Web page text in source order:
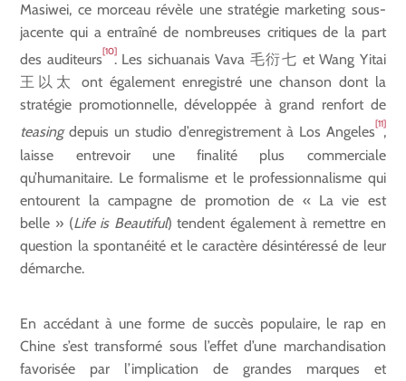
Masiwei, ce morceau révèle une stratégie marketing sous-
jacente qui a entraîné de nombreuses critiques de la part
des auditeurs[10]. Les sichuanais Vava 毛衍七 et Wang Yitai
王以太 ont également enregistré une chanson dont la
stratégie promotionnelle, développée à grand renfort de
teasingdepuis un studio d’enregistrement à Los Angeles[11],
laisse entrevoir une finalité plus commerciale
qu’humanitaire. Le formalisme et le professionnalisme qui
entourent la campagne de promotion de « La vie est
belle » (Life is Beautiful) tendent également à remettre en
question la spontanéité et le caractère désintéressé de leur
démarche.
En accédant à une forme de succès populaire, le rap en
Chine s’est transformé sous l’effet d’une marchandisation
favorisée par l’implication de grandes marques et